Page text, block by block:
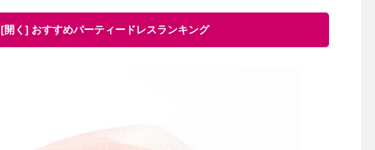
[開く] おすすめパーティードレスランキング